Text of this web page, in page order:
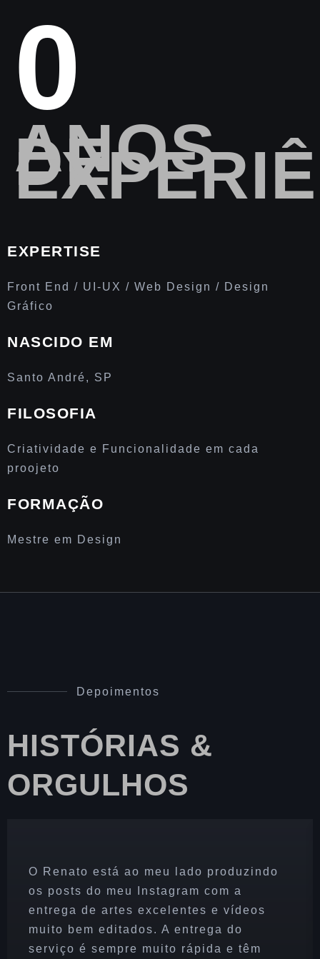
0
ANOS
DE
EXPERTISE
Front End / UI-UX / Web Design / Design
Gráfico
NASCIDO EM
Santo André, SP
FILOSOFIA
Criatividade e Funcionalidade em cada
proojeto
FORMAÇÃO
Mestre em Design
Depoimentos
HISTÓRIAS &
ORGULHOS
O Renato está ao meu lado produzindo
os posts do meu Instagram com a
entrega de artes excelentes e vídeos
muito bem editados. A entrega do
serviço é sempre muito rápida e têm